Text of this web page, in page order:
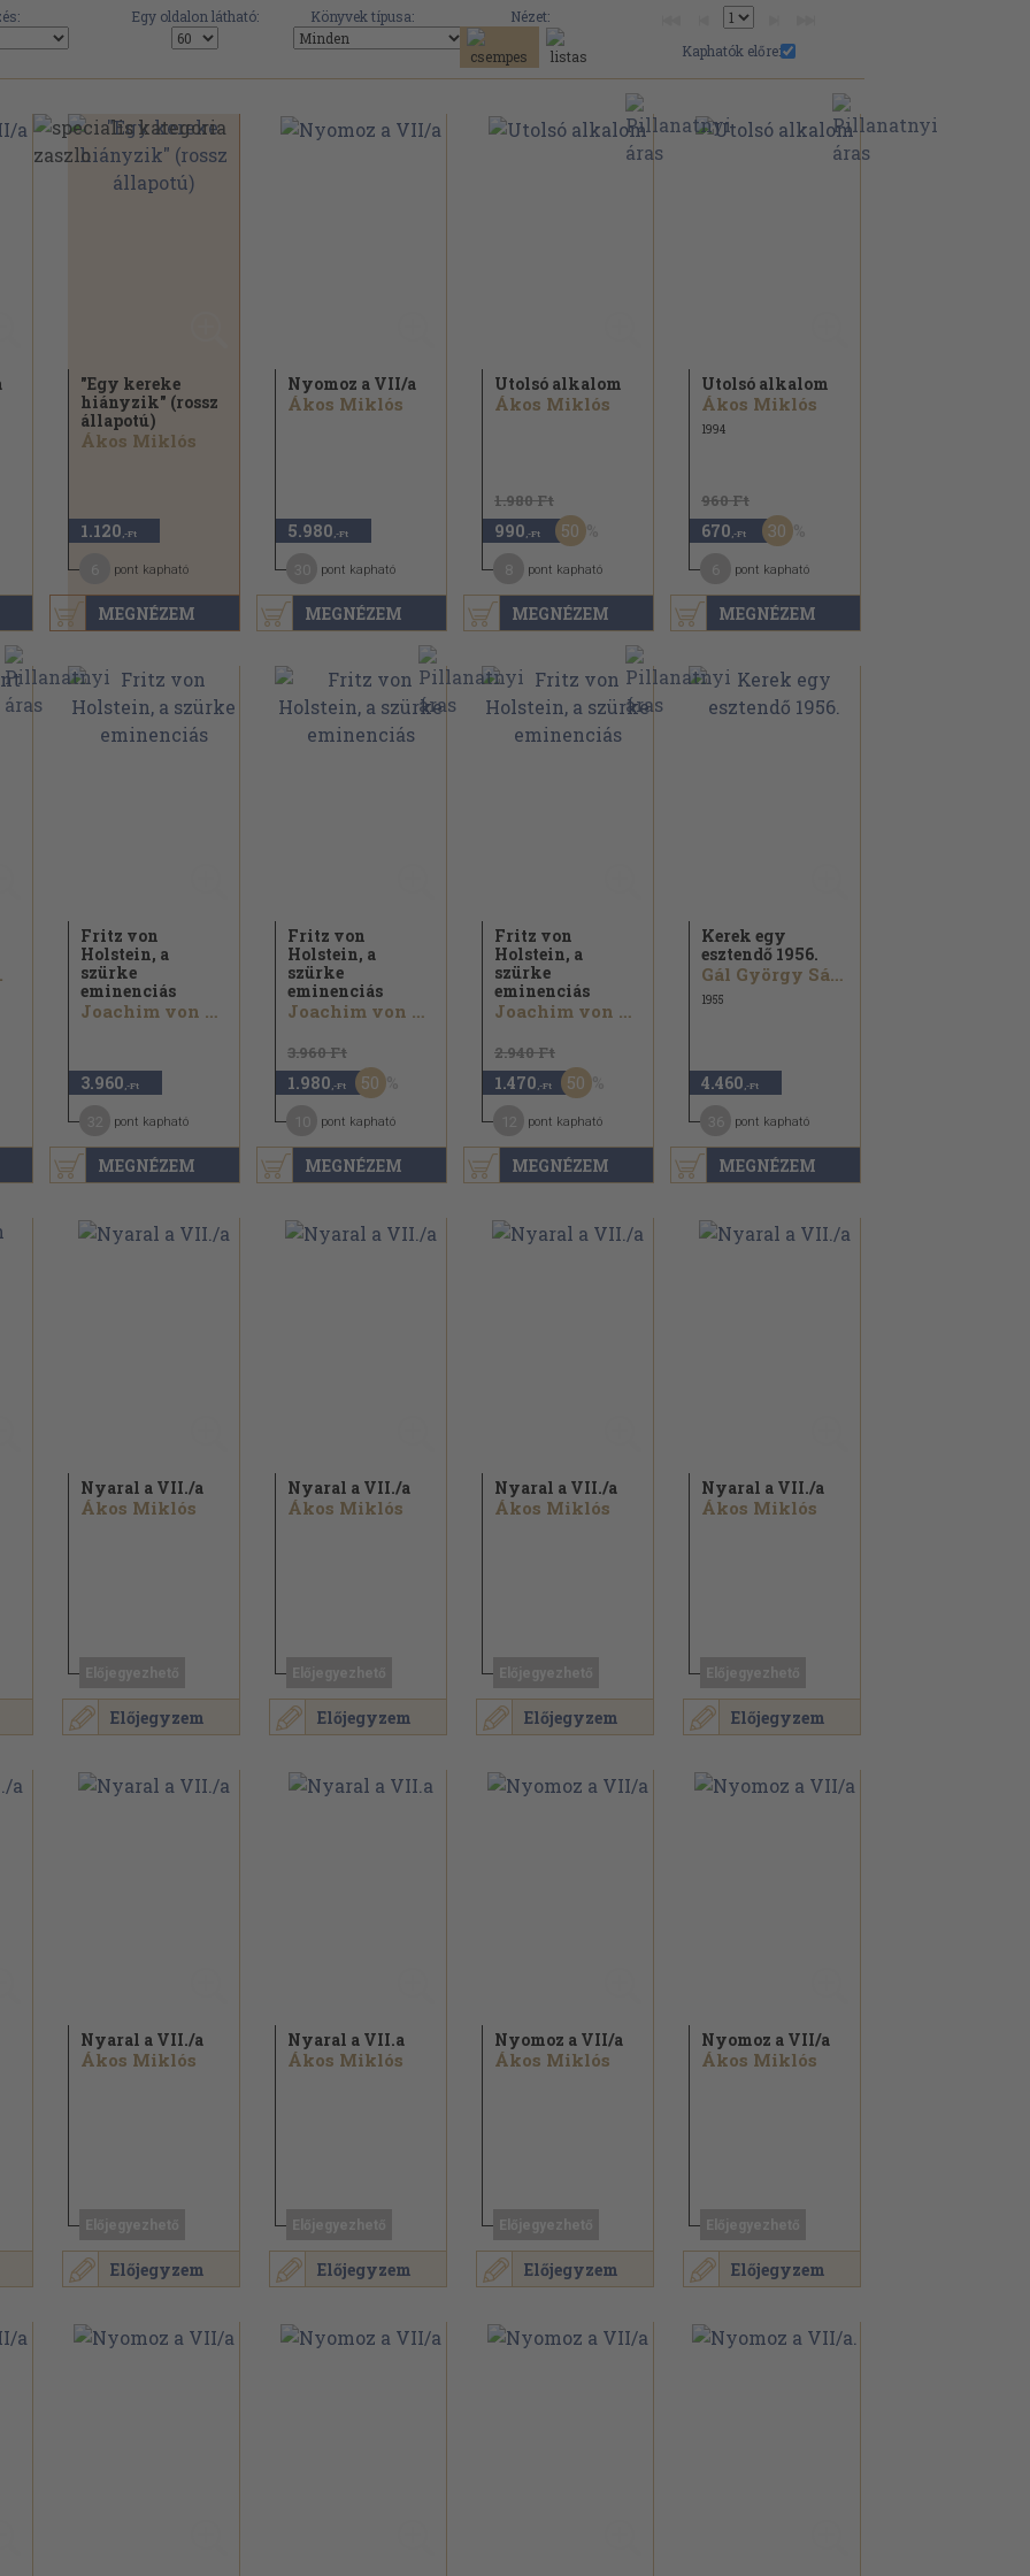
Egy oldalon látható: Könyvek típusa:
Nézet:
Kaphatók előre:
MEGNÉZEM
"Egy kereke
hiányzik" (rossz
állapotú)
Ákos Miklós
1.120 ,-Ft
pont kapható
MEGNÉZEM
Nyomoz a VII/a
Ákos Miklós
5.980 ,-Ft
pont kapható
MEGNÉZEM
Utolsó alkalom
Ákos Miklós
1.980 Ft
990 ,-Ft 50
pont kapható
MEGNÉZEM
Utolsó alkalom
Ákos Miklós
1994
960 Ft
670 ,-Ft 30
pont kapható
MEGNÉZEM
Fritz von
Holstein, a
szürke
eminenciás
Joachim von Kürenberg
3.960 ,-Ft
pont kapható
MEGNÉZEM
Fritz von
Holstein, a
szürke
eminenciás
Joachim von Kürenberg
3.960 Ft
1.980 ,-Ft 50
pont kapható
MEGNÉZEM
Fritz von
Holstein, a
szürke
eminenciás
Joachim von Kürenberg
2.940 Ft
1.470 ,-Ft 50
pont kapható
MEGNÉZEM
Kerek egy
esztendő 1956.
Gál György Sándor...
1955
4.460 ,-Ft
pont kapható
Előjegyzem
Nyaral a VII./a
Ákos Miklós
Előjegyzem
Nyaral a VII./a
Ákos Miklós
Előjegyzem
Nyaral a VII./a
Ákos Miklós
Előjegyzem
Nyaral a VII./a
Ákos Miklós
Előjegyzem
Nyaral a VII./a
Ákos Miklós
Előjegyzem
Nyaral a VII.a
Ákos Miklós
Előjegyzem
Nyomoz a VII/a
Ákos Miklós
Előjegyzem
Nyomoz a VII/a
Ákos Miklós